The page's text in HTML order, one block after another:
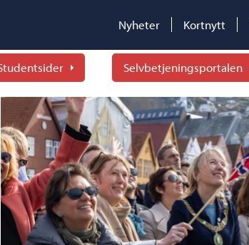
Nyheter Kortnytt
Selvbetjeningsportalen